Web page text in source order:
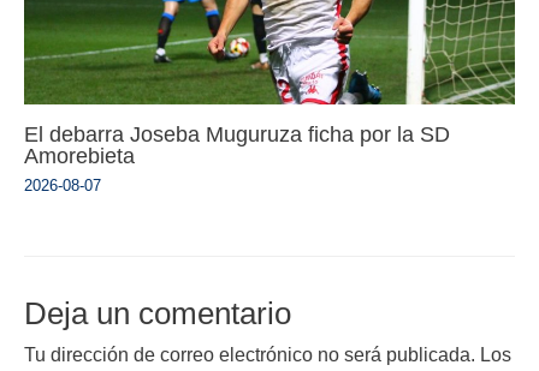
El debarra Joseba Muguruza ficha por la SD
Amorebieta
2026-08-07
Deja un comentario
Tu dirección de correo electrónico no será publicada. Los